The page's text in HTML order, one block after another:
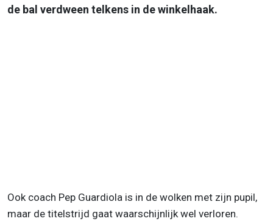
de bal verdween telkens in de winkelhaak.
Ook coach Pep Guardiola is in de wolken met zijn pupil,
maar de titelstrijd gaat waarschijnlijk wel verloren.